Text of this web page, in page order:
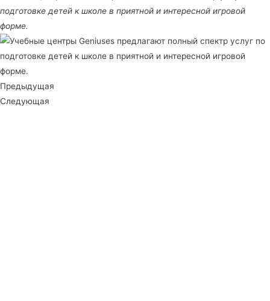
подготовке детей к школе в приятной и интересной игровой
форме.
Предыдущая
Следующая